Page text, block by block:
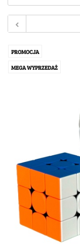
PROMOCJA
MEGA WYPRZEDAŻ